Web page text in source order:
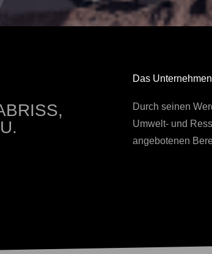
Das
Durch seinen
Umwelt- und
angebotenen